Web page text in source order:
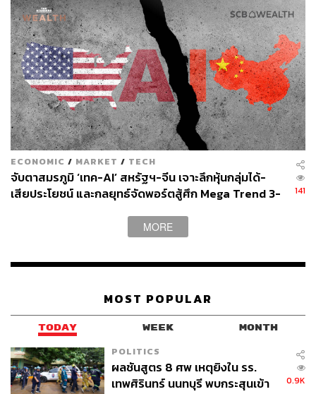
ECONOMIC / MARKET / TECH
จับตาสมรภูมิ ‘เทค-AI’ สหรัฐฯ-จีน เจาะลึกหุ้นกลุ่มได้-
เสียประโยชน์ และกลยุทธ์จัดพอร์ตสู้ศึก Mega Trend 3-
141
MORE
MOST POPULAR
TODAY WEEK MONTH
POLITICS
ผลชันสูตร 8 ศพ เหตุยิงใน รร.
เทพศิรินทร์ นนทบุรี พบกระสุนเข้า
0.9K